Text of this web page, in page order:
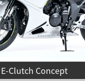
E-Clutch Concept